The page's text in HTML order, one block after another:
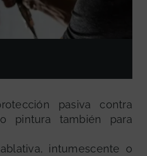
pasiva contra
pintura también para
intumescente o